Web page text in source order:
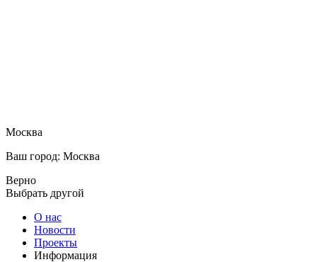
Москва
Ваш город: Москва
Верно
Выбрать другой
О нас
Новости
Проекты
Информация